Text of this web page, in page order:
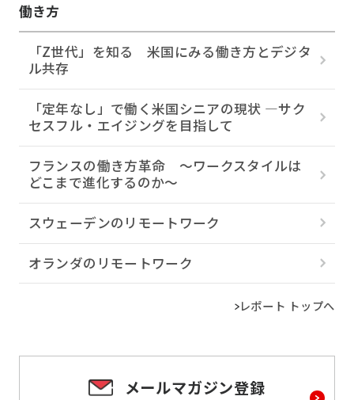
働き方
「Z世代」を知る 米国にみる働き方とデジタ
ル共存
「定年なし」で働く米国シニアの現状 ―サク
セスフル・エイジングを目指して
フランスの働き方革命 ～ワークスタイルは
どこまで進化するのか～
スウェーデンのリモートワーク
オランダのリモートワーク
レポート トップへ
メールマガジン登録